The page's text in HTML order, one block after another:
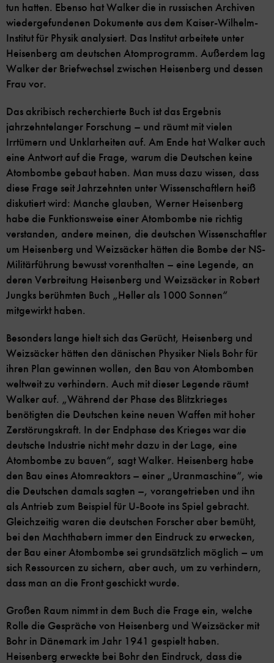
tun hatten. Ebenso hat Walker die in russischen Archiven
wiedergefundenen Dokumente aus dem Kaiser-Wilhelm-
Institut für Physik analysiert. Das Institut arbeitete unter
Heisenberg am deutschen Atomprogramm. Außerdem lag
Walker der Briefwechsel zwischen Heisenberg und dessen
Frau vor.
Das akribisch recherchierte Buch ist das Ergebnis
jahrzehntelanger Forschung – und räumt mit vielen
Irrtümern und Unklarheiten auf. Am Ende hat Walker auch
eine Antwort auf die Frage, warum die Deutschen keine
Atombombe gebaut haben. Man muss dazu wissen, dass
diese Frage seit Jahrzehnten unter Wissenschaftlern heiß
diskutiert wird: Manche glauben, Werner Heisenberg
habe die Funktionsweise einer Atombombe nie richtig
verstanden, andere meinen, die deutschen Wissenschaftler
um Heisenberg und Weizsäcker hätten die Bombe der NS-
Militärführung bewusst vorenthalten – eine Legende, an
deren Verbreitung Heisenberg und Weizsäcker in Robert
Jungks berühmten Buch „Heller als 1000 Sonnen“
mitgewirkt haben.
Besonders lange hielt sich das Gerücht, Heisenberg und
Weizsäcker hätten den dänischen Physiker Niels Bohr für
ihren Plan gewinnen wollen, den Bau von Atombomben
weltweit zu verhindern. Auch mit dieser Legende räumt
Walker auf. „Während der Phase des Blitzkrieges
benötigten die Deutschen keine neuen Waffen mit hoher
Zerstörungskraft. In der Endphase des Krieges war die
deutsche Industrie nicht mehr dazu in der Lage, eine
Atombombe zu bauen“, sagt Walker. Heisenberg habe
den Bau eines Atomreaktors – einer „Uranmaschine“, wie
die Deutschen damals sagten –, vorangetrieben und ihn
als Antrieb zum Beispiel für U-Boote ins Spiel gebracht.
Gleichzeitig waren die deutschen Forscher aber bemüht,
bei den Machthabern immer den Eindruck zu erwecken,
der Bau einer Atombombe sei grundsätzlich möglich – um
sich Ressourcen zu sichern, aber auch, um zu verhindern,
dass man an die Front geschickt wurde.
Großen Raum nimmt in dem Buch die Frage ein, welche
Rolle die Gespräche von Heisenberg und Weizsäcker mit
Bohr in Dänemark im Jahr 1941 gespielt haben.
Heisenberg erweckte bei Bohr den Eindruck, dass die